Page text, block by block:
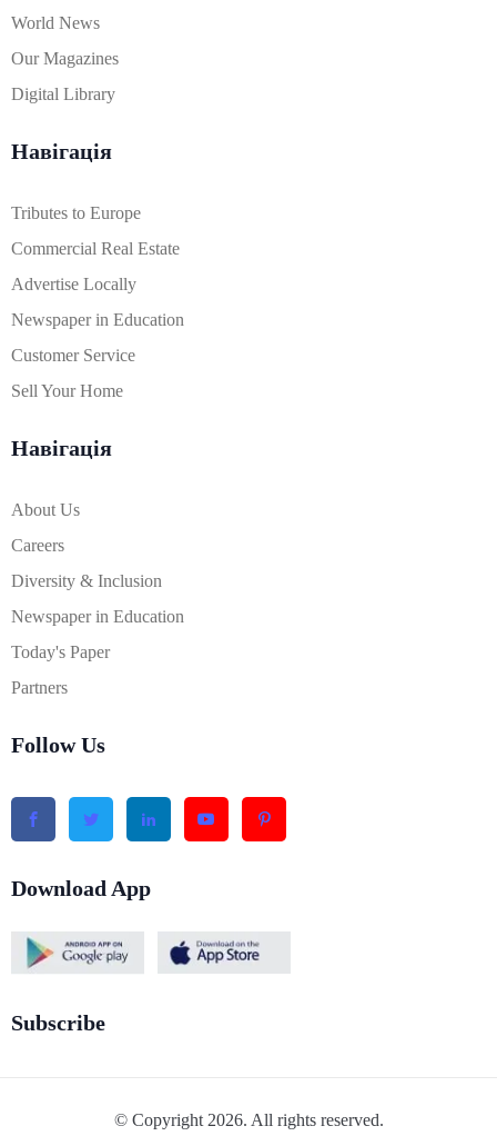
World News
Our Magazines
Digital Library
Навігація
Tributes to Europe
Commercial Real Estate
Advertise Locally
Newspaper in Education
Customer Service
Sell Your Home
Навігація
About Us
Careers
Diversity & Inclusion
Newspaper in Education
Today's Paper
Partners
Follow Us
Download App
Subscribe
© Copyright 2026. All rights reserved.